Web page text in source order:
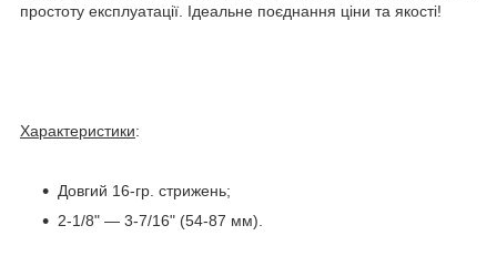
простоту експлуатації. Ідеальне поєднання ціни та якості!
Характеристики:
Довгий 16-гр. стрижень;
2-1/8" — 3-7/16" (54-87 мм).